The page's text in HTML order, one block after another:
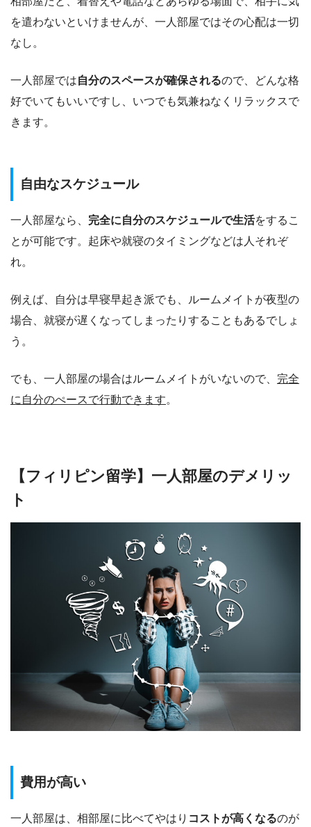
を遣わないといけませんが、一人部屋ではその心配は一切
なし。
一人部屋では自分のスペースが確保されるので、どんな格
好でいてもいいですし、いつでも気兼ねなくリラックスで
きます。
自由なスケジュール
一人部屋なら、 完全に自分のスケジュールで生活をするこ
とが可能です。起床や就寝のタイミングなどは人それぞ
れ。
例えば、自分は早寝早起き派でも、ルームメイトが夜型の
場合、就寝が遅くなってしまったりすることもあるでしょ
う。
でも、一人部屋の場合はルームメイトがいないので、 完全
に自分のぺースで行動できます。
【フィリピン留学】一人部屋のデメリッ
ト
費用が高い
一人部屋は、相部屋に比べてやはり コストが高くなるのが